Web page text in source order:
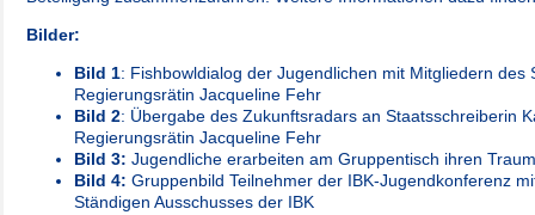
Bilder:
Bild 1: Fishbowldialog der Jugendlichen mit Mitgliedern des
Regierungsrätin Jacqueline Fehr
Bild 2: Übergabe des Zukunftsradars an Staatsschreiberin
Regierungsrätin Jacqueline Fehr
Bild 3: Jugendliche erarbeiten am Gruppentisch ihren
Bild 4: Gruppenbild Teilnehmer der IBK-Jugendkonferenz
Ständigen Ausschusses der IBK